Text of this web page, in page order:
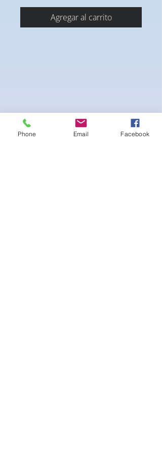
Agregar al carrito
Phone Email Facebook